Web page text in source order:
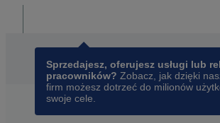
Sprzedajesz, oferujesz usługi lub
pracowników? Zobacz, jak dzięki
firm możesz dotrzeć do milionów
swoje cele.